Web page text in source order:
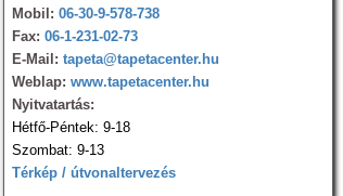
Mobil: 06-30-9-578-738
Fax: 06-1-231-02-73
E-Mail: tapeta@tapetacenter.hu
Weblap: www.tapetacenter.hu
Nyitvatartás:
Hétfő-Péntek: 9-18
Szombat: 9-13
Térkép / útvonaltervezés